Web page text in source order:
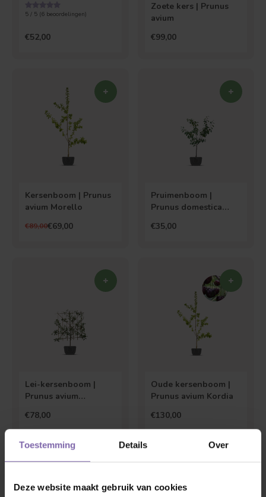
Toestemming Details Over
Deze website maakt gebruik van cookies
5 / 5 (6 beoordelingen)
€52,00
Zoete kers | Prunus
avium
€99,00
Kersenboom | Prunus
avium Morello
€89,00€69,00
Pruimenboom |
Prunus domestica
€35,00
Lei-kersenboom |
Prunus avium
€78,00
Oude kersenboom |
Prunus avium Kordia
€130,00
Verspreide vorm